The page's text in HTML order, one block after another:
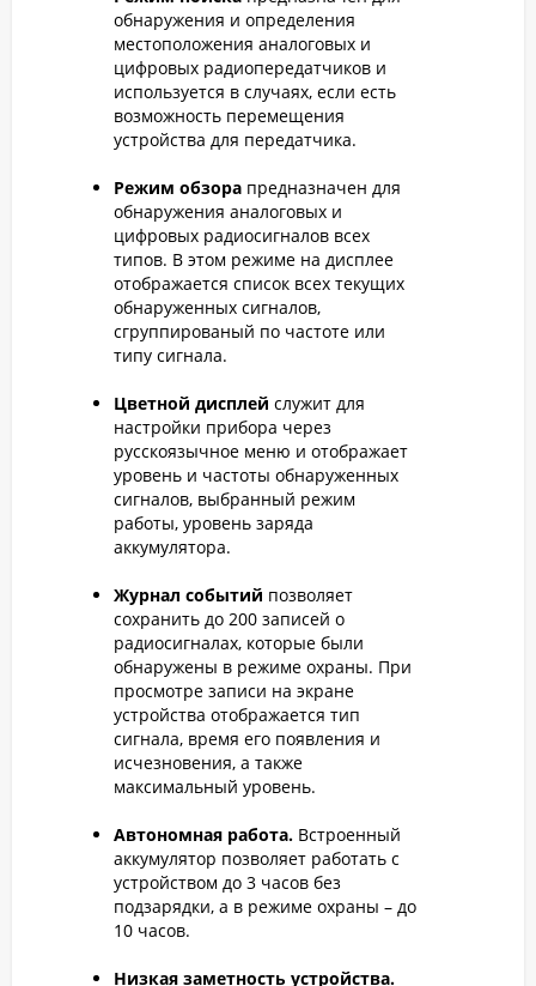
обнаружения и определения
местоположения аналоговых и
цифровых радиопередатчиков и
используется в случаях, если есть
возможность перемещения
устройства для передатчика.
Режим обзора предназначен для
обнаружения аналоговых и
цифровых радиосигналов всех
типов. В этом режиме на дисплее
отображается список всех текущих
обнаруженных сигналов,
сгруппированый по частоте или
типу сигнала.
Цветной дисплей служит для
настройки прибора через
русскоязычное меню и отображает
уровень и частоты обнаруженных
сигналов, выбранный режим
работы, уровень заряда
аккумулятора.
Журнал событий позволяет
сохранить до 200 записей о
радиосигналах, которые были
обнаружены в режиме охраны. При
просмотре записи на экране
устройства отображается тип
сигнала, время его появления и
исчезновения, а также
максимальный уровень.
Автономная работа. Встроенный
аккумулятор позволяет работать с
устройством до 3 часов без
подзарядки, а в режиме охраны – до
10 часов.
Низкая заметность устройства.